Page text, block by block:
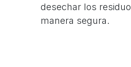
desechar los
manera segura.